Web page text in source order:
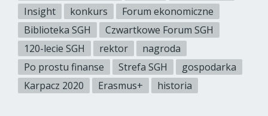
Insight
konkurs
Forum ekonomiczne
Biblioteka SGH
Czwartkowe Forum SGH
120-lecie SGH
rektor
nagroda
Po prostu finanse
Strefa SGH
gospodarka
Karpacz 2020
Erasmus+ historia